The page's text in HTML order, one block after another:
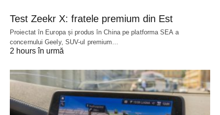
Test Zeekr X: fratele premium din Est
Proiectat în Europa și produs în China pe platforma SEA a
concernului Geely, SUV-ul premium…
2 hours în urmă